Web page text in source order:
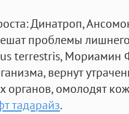
: Динатроп,
проблемы
terrestris, Мориамин
вернут
органов, омолодят
тадарайз.